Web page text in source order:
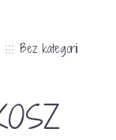
Bez kategorii